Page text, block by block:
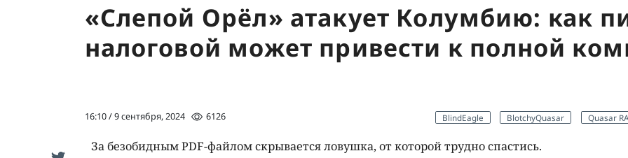
«Слепой Орёл» атакует Колумбию: как
налоговой может привести к полной
16:10 / 9 сентября, 2024 6126 BlindEagle BlotchyQuasar Quasar
За безобидным PDF-файлом скрывается ловушка, от которой трудно спастись.